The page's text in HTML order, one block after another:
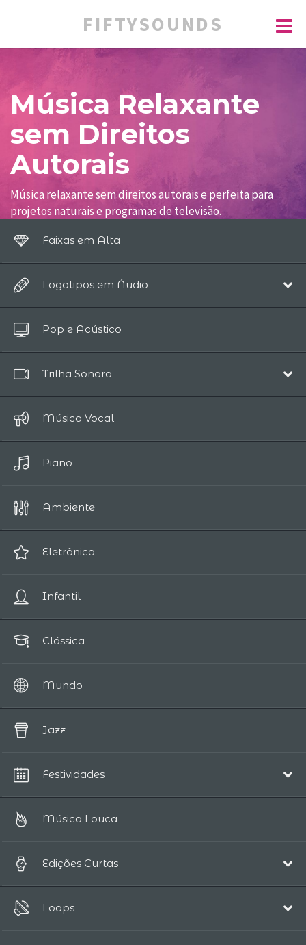
FIFTYSOUNDS
Música Relaxante
sem Direitos
Autorais
Música relaxante sem direitos autorais e perfeita para
projetos naturais e programas de televisão.
Baixe essas composições prontas para uso.
Faixas em Alta
Logotipos em Áudio
Até 10 Segundos
Pop e Acústico
Trilha Sonora
Épico
Comédia
Fantasia
Suspense
Música Vocal
Piano
Ambiente
Eletrônica
Infantil
Clássica
Mundo
Jazz
Festividades
Música Louca
Edições Curtas
Eletrônica
Loops